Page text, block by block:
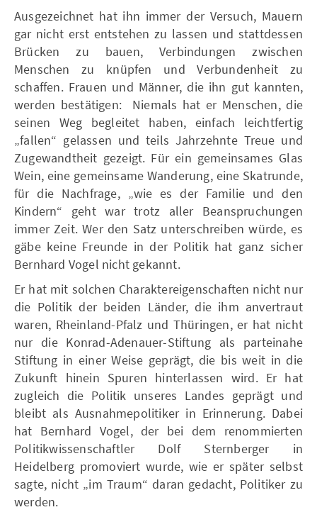
Ausgezeichnet hat ihn immer der Versuch, Mauern
gar nicht erst entstehen zu lassen und stattdessen
Brücken zu bauen, Verbindungen zwischen
Menschen zu knüpfen und Verbundenheit zu
schaffen. Frauen und Männer, die ihn gut kannten,
werden bestätigen: Niemals hat er Menschen, die
seinen Weg begleitet haben, einfach leichtfertig
„fallen“ gelassen und teils Jahrzehnte Treue und
Zugewandtheit gezeigt. Für ein gemeinsames Glas
Wein, eine gemeinsame Wanderung, eine Skatrunde,
für die Nachfrage, „wie es der Familie und den
Kindern“ geht war trotz aller Beanspruchungen
immer Zeit. Wer den Satz unterschreiben würde, es
gäbe keine Freunde in der Politik hat ganz sicher
Bernhard Vogel nicht gekannt.
Er hat mit solchen Charaktereigenschaften nicht nur
die Politik der beiden Länder, die ihm anvertraut
waren, Rheinland-Pfalz und Thüringen, er hat nicht
nur die Konrad-Adenauer-Stiftung als parteinahe
Stiftung in einer Weise geprägt, die bis weit in die
Zukunft hinein Spuren hinterlassen wird. Er hat
zugleich die Politik unseres Landes geprägt und
bleibt als Ausnahmepolitiker in Erinnerung. Dabei
hat Bernhard Vogel, der bei dem renommierten
Politikwissenschaftler Dolf Sternberger in
Heidelberg promoviert wurde, wie er später selbst
sagte, nicht „im Traum“ daran gedacht, Politiker zu
werden.